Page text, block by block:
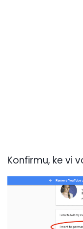
Konfirmu, ke vi